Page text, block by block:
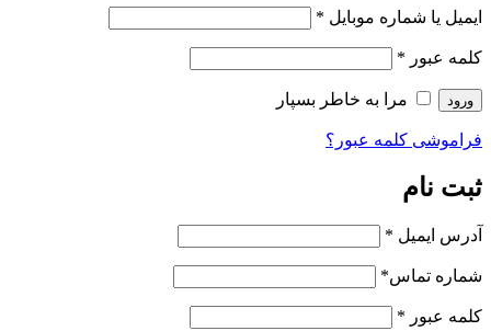
ایمیل یا شماره موبایل *
کلمه عبور *
ورود مرا به خاطر بسپار
فراموشی کلمه عبور؟
ثبت نام
آدرس ایمیل *
شماره تماس*
کلمه عبور *